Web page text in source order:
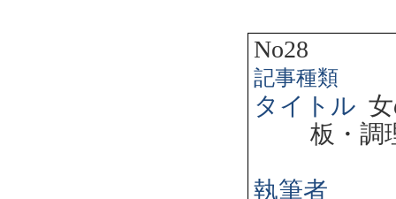
No28
記事種類
タイトル
板・調
執筆者